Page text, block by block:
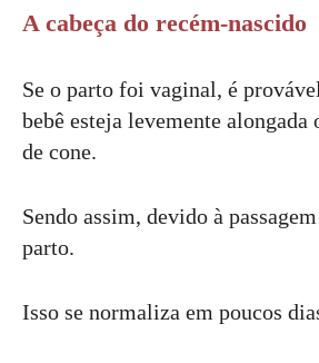
A cabeça do recém-nascido
Se o parto foi vaginal, é
bebê esteja levemente
de cone.
Sendo assim, devido à
parto.
Isso se normaliza em poucos